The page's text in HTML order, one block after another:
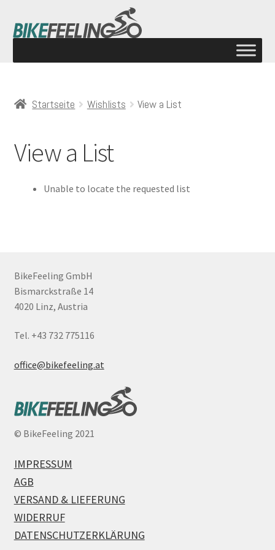
Startseite Wishlists View a List
View a List
Unable to locate the requested list
BikeFeeling GmbH
Bismarckstraße 14
4020 Linz, Austria
Tel. +43 732 775116
office@bikefeeling.at
© BikeFeeling 2021
IMPRESSUM
AGB
VERSAND & LIEFERUNG
WIDERRUF
DATENSCHUTZERKLÄRUNG